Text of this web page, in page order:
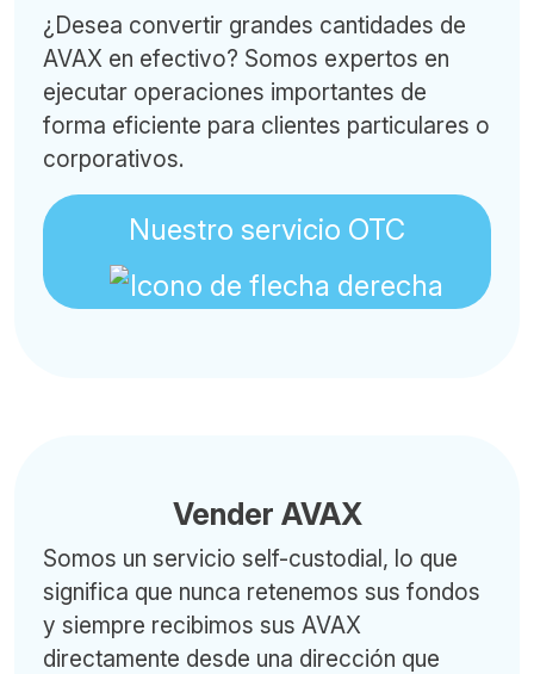
¿Desea convertir grandes cantidades de
AVAX en efectivo? Somos expertos en
ejecutar operaciones importantes de
forma eficiente para clientes particulares o
corporativos.
Nuestro servicio OTC
Vender AVAX
Somos un servicio self-custodial, lo que
significa que nunca retenemos sus fondos
y siempre recibimos sus AVAX
directamente desde una dirección que